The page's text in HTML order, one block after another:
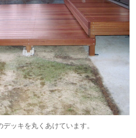
ッキを丸くあけています。